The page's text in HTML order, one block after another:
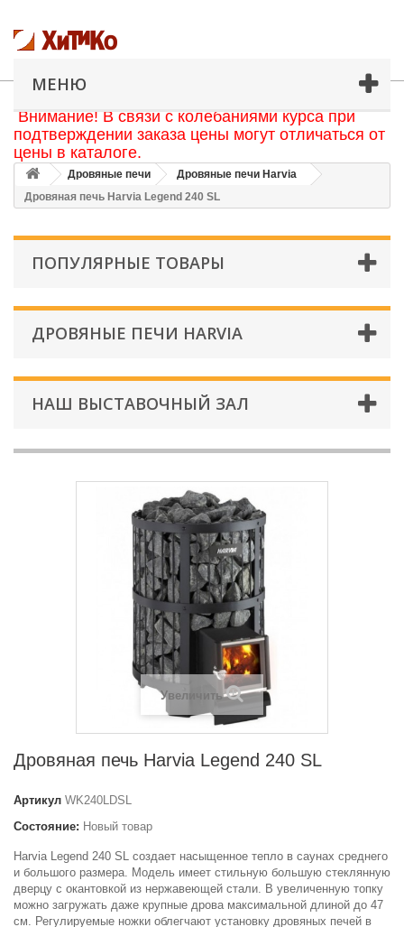
МЕНЮ
Внимание! В связи с колебаниями курса при
подтверждении заказа цены могут отличаться от
цены в каталоге.
Дровяные печи
Дровяные печи Harvia
Дровяная печь Harvia Legend 240 SL
ПОПУЛЯРНЫЕ ТОВАРЫ
ДРОВЯНЫЕ ПЕЧИ HARVIA
НАШ ВЫСТАВОЧНЫЙ ЗАЛ
Увеличить
Дровяная печь Harvia Legend 240 SL
Артикул WK240LDSL
Состояние: Новый товар
Harvia Legend 240 SL создает насыщенное тепло в саунах среднего
и большого размера. Модель имеет стильную большую стеклянную
дверцу с окантовкой из нержавеющей стали. В увеличенную топку
можно загружать даже крупные дрова максимальной длиной до 47
см. Регулируемые ножки облегчают установку дровяных печей в